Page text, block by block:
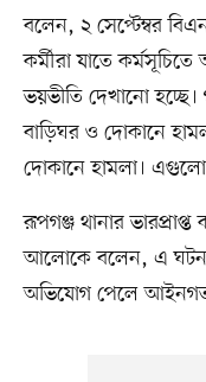
বলেন, ২ সেপ্টেম্বর
কর্মীরা যাতে
ভয়ভীতি দেখানো
বাড়িঘর ও দোকানে
দোকানে হামলা।
রূপগঞ্জ থানার
আলোকে বলেন, এ
অভিযোগ পেলে আইনগত